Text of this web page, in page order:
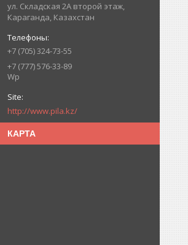
ул. Складская 2А второй этаж,
Караганда, Казахстан
+7 (705) 324-73-55
+7 (777) 576-33-89
Wp
http://www.pila.kz/
КАРТА